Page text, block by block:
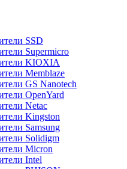
SSD
Supermicro
KIOXIA
Memblaze
GS Nanotech
OpenYard
Netac
Kingston
Samsung
Solidigm
Micron
Intel